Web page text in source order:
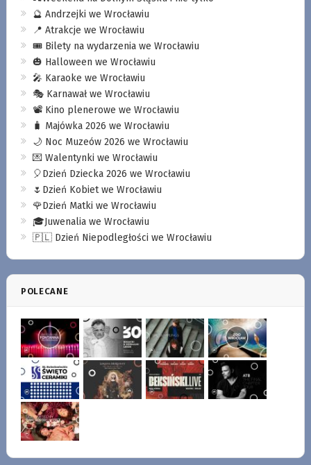
🔮 Andrzejki we Wrocławiu
📍 Atrakcje we Wrocławiu
🎟️ Bilety na wydarzenia we Wrocławiu
🎃 Halloween we Wrocławiu
🎤 Karaoke we Wrocławiu
🎭 Karnawał we Wrocławiu
📽️ Kino plenerowe we Wrocławiu
🧳 Majówka 2026 we Wrocławiu
🌙 Noc Muzeów 2026 we Wrocławiu
💌 Walentynki we Wrocławiu
🎈Dzień Dziecka 2026 we Wrocławiu
🌷Dzień Kobiet we Wrocławiu
🌹Dzień Matki we Wrocławiu
🎓Juwenalia we Wrocławiu
🇵🇱 Dzień Niepodległości we Wrocławiu
POLECANE